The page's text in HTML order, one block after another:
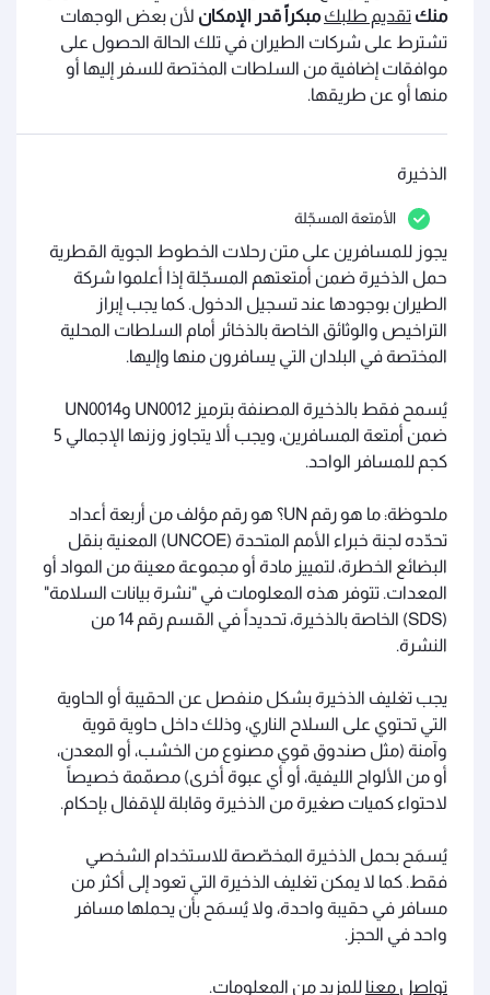
منك تقديم طلبكمبكراً قدر الإمكان لأن بعض الوجهات
تشترط على شركات الطيران في تلك الحالة الحصول على
موافقات إضافية من السلطات المختصة للسفر إليها أو
منها أو عن طريقها.
الذخيرة
الأمتعة المسجّلة
يجوز للمسافرين على متن رحلات الخطوط الجوية القطرية
حمل الذخيرة ضمن أمتعتهم المسجّلة إذا أعلموا شركة
الطيران بوجودها عند تسجيل الدخول. كما يجب إبراز
التراخيص والوثائق الخاصة بالذخائر أمام السلطات المحلية
المختصة في البلدان التي يسافرون منها وإليها.
يُسمح فقط بالذخيرة المصنفة بترميز UN0012 وUN0014
ضمن أمتعة المسافرين، ويجب ألا يتجاوز وزنها الإجمالي 5
كجم للمسافر الواحد.
ملحوظة: ما هو رقم UN؟ هو رقم مؤلف من أربعة أعداد
تحدّده لجنة خبراء الأمم المتحدة (UNCOE) المعنية بنقل
البضائع الخطرة، لتمييز مادة أو مجموعة معينة من المواد أو
المعدات. تتوفر هذه المعلومات في "نشرة بيانات السلامة"
(SDS) الخاصة بالذخيرة، تحديداً في القسم رقم 14 من
النشرة.
يجب تغليف الذخيرة بشكل منفصل عن الحقيبة أو الحاوية
التي تحتوي على السلاح الناري، وذلك داخل حاوية قوية
وآمنة (مثل صندوق قوي مصنوع من الخشب، أو المعدن،
أو من الألواح الليفية، أو أي عبوة أخرى) مصمّمة خصيصاً
لاحتواء كميات صغيرة من الذخيرة وقابلة للإقفال بإحكام.
يُسمَح بحمل الذخيرة المخصّصة للاستخدام الشخصي
فقط. كما لا يمكن تغليف الذخيرة التي تعود إلى أكثر من
مسافر في حقيبة واحدة، ولا يُسمَح بأن يحملها مسافر
واحد في الحجز.
تواصل معنا للمزيد من المعلومات.